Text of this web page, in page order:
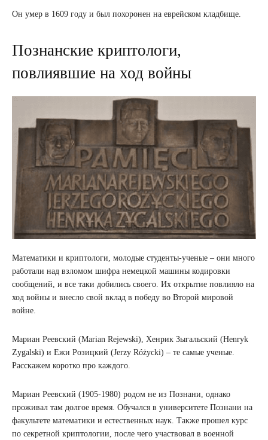
Он умер в 1609 году и был похоронен на еврейском кладбище.
Познанские криптологи,
повлиявшие на ход войны
Математики и криптологи, молодые студенты-ученые – они много
работали над взломом шифра немецкой машины кодировки
сообщений, и все таки добились своего. Их открытие повлияло на
ход войны и внесло свой вклад в победу во Второй мировой
войне.
Мариан Реевский (Marian Rejewski), Хенрик Зыгальский (Henryk
Zygalski) и Ежи Розицкий (Jerzy Różycki) – те самые ученые.
Расскажем коротко про каждого.
Мариан Реевский (1905-1980) родом не из Познани, однако
проживал там долгое время. Обучался в университете Познани на
факультете математики и естественных наук. Также прошел курс
по секретной криптологии, после чего участвовал в военной